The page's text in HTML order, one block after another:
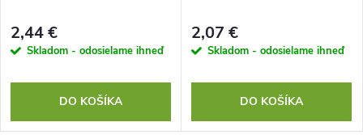
2,44 €
Skladom - odosielame ihneď
DO KOŠÍKA
2,07 €
Skladom - odosielame ihneď
DO KOŠÍKA